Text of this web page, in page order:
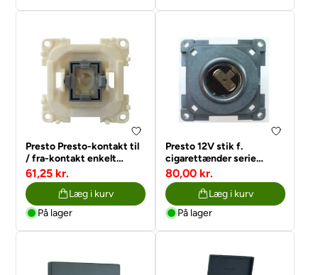
Presto Presto-kontakt til
/ fra-kontakt enkelt
switch serie
10000/20000
61,25 kr.
Læg i kurv
På lager
Presto 12V stik f.
cigarettænder serie
20000
80,00 kr.
Læg i kurv
På lager